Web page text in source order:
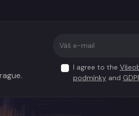
I agree to the
podmínkyand